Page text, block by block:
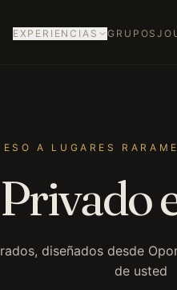
EXPERIENCIAS GRUPOS
A LUGARES
diseñados desde
de usted